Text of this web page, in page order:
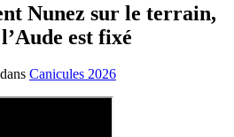
Nunez sur le terrain,
est fixé
Canicules 2026